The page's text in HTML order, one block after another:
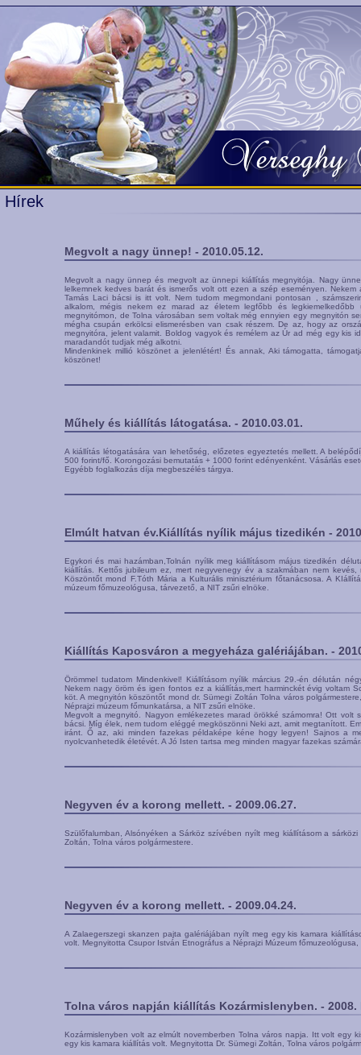
Hírek
Megvolt a nagy ünnep! - 2010.05.12.
Megvolt a nagy ünnep és megvolt az ünnepi kiállítás megnyitója. Nagy
lelkemnek kedves barát és ismerős volt ott ezen a szép eseményen.
Tamás Laci bácsi is itt volt. Nem tudom megmondani pontosan ,
alkalom, mégis nekem ez marad az életem legfőbb és
megnyitómon, de Tolna városában sem voltak még ennyien egy megnyitón
mégha csupán erkölcsi elismerésben van csak részem. De az, hogy az
megnyitóra, jelent valamit. Boldog vagyok és remélem az Úr ad még egy kis
maradandót tudjak még alkotni.
Mindenkinek millió köszönet a jelenlétért! És annak, Aki támogatta,
köszönet!
Műhely és kiállítás látogatása. - 2010.03.01.
A kiállítás létogatására van lehetőség, előzetes egyeztetés mellett. A
500 forint/fő. Korongozási bemutatás + 1000 forint edényenként. Vásárlás
Egyébb foglalkozás díja megbeszélés tárgya.
Elmúlt hatvan év.Kiállítás nyílik május tizedikén -
Egykori és mai hazámban,Tolnán nyílik meg kiállításom május tizedikén
kiállítás. Kettős jubileum ez, mert negyvenegy év a szakmában nem
Köszöntőt mond F.Tóth Mária a Kulturális minisztérium főtanácsosa. A
múzeum főmuzeológusa, tárvezető, a NIT zsűri elnöke.
Kiállítás Kaposváron a megyeháza galériájában. -
Örömmel tudatom Mindenkivel! Kiállításom nyílik március 29.-én délután
Nekem nagy öröm és igen fontos ez a kiállítás,mert harminckét évig voltam
köt. A megnyitón köszöntőt mond dr. Sümegi Zoltán Tolna város
Néprajzi múzeum főmunkatársa, a NIT zsűri elnöke.
Megvolt a megnyitó. Nagyon emlékezetes marad örökké számomra! Ott volt
bácsi. Míg élek, nem tudom eléggé megköszönni Neki azt, amit megtanított.
iránt. Ő az, aki minden fazekas példaképe kéne hogy legyen! Sajnos a
nyolcvanhetedik életévét. A Jó Isten tartsa meg minden magyar fazekas
Negyven év a korong mellett. - 2009.06.27.
Szülőfalumban, Alsónyéken a Sárköz szívében nyílt meg kiállításom a
Zoltán, Tolna város polgármestere.
Negyven év a korong mellett. - 2009.04.24.
A Zalaegerszegi skanzen pajta galériájában nyílt meg egy kis kamara
volt. Megnyitotta Csupor István Etnográfus a Néprajzi Múzeum főmuzeológusa,
Tolna város napján kiállítás Kozármislenyben. - 2008.
Kozármislenyben volt az elmúlt novemberben Tolna város napja. Itt volt egy
egy kis kamara kiállítás volt. Megnyitotta Dr. Sümegi Zoltán, Tolna város